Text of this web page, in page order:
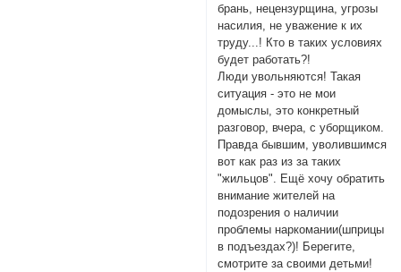
брань, нецензурщина, угрозы
насилия, не уважение к их
труду...! Кто в таких условиях
будет работать?!
Люди увольняются! Такая
ситуация - это не мои
домыслы, это конкретный
разговор, вчера, с уборщиком.
Правда бывшим, уволившимся
вот как раз из за таких
"жильцов". Ещё хочу обратить
внимание жителей на
подозрения о наличии
проблемы наркомании(шприцы
в подъездах?)! Берегите,
смотрите за своими детьми!